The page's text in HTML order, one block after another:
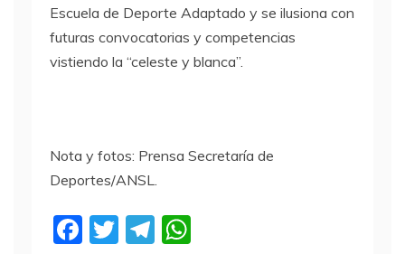
Escuela de Deporte Adaptado y se ilusiona con
futuras convocatorias y competencias
vistiendo la “celeste y blanca”.
Nota y fotos: Prensa Secretaría de
Deportes/ANSL.
F
T
T